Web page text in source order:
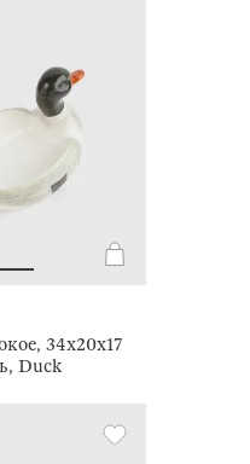
34х20х17
Duck